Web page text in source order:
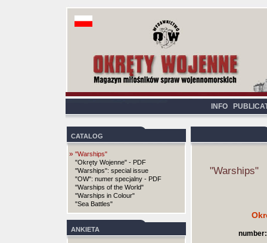
INFO
CATALOG
» "Warships"
"Okręty Wojenne" - PDF
"Warships": special issue
"OW": numer specjalny - PDF
"Warships of the World"
"Warships in Colour"
"Sea Battles"
ANKIETA
"Warships"
number: